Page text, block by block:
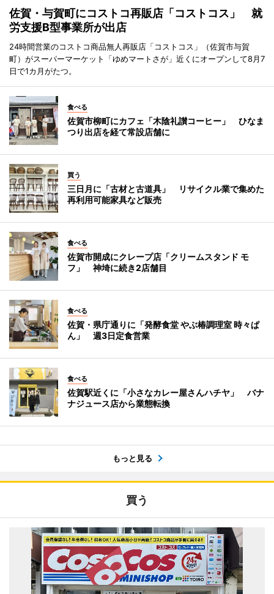
佐賀・与賀町にコストコ再販店「コストコス」 就
労支援B型事業所が出店
24時間営業のコストコ商品無人再販店「コストコス」（佐賀市与賀
町）がスーパーマーケット「ゆめマートさが」近くにオープンして8月7
日で1カ月がたつ。
食べる
佐賀市柳町にカフェ「木陰礼讃コーヒー」 ひなま
つり出店を経て常設店舗に
買う
三日月に「古材と古道具」 リサイクル業で集めた
再利用可能家具など販売
食べる
佐賀市開成にクレープ店「クリームスタンド モ
フ」 神埼に続き2店舗目
食べる
佐賀・県庁通りに「発酵食堂 やぶ椿調理室 時々ぱ
ん」 週3日定食営業
食べる
佐賀駅近くに「小さなカレー屋さんハチヤ」 バナ
ナジュース店から業態転換
もっと見る
買う